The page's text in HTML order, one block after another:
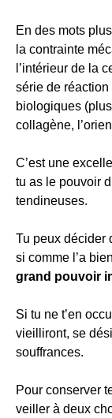
En des mots
la contrainte
l’intérieur de la
série de
biologiques
collagène,
C’est une
tu as le pouvoir
tendineuses.
Tu peux décider
si comme l’a
grand pouvoir
Si tu ne t’en
vieilliront, se
souffrances.
Pour conserver
veiller à deux